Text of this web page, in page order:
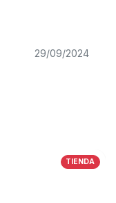
29/09/2024
TIENDA